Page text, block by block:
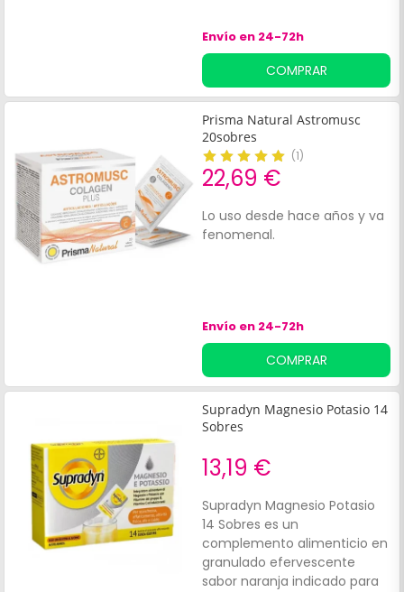
Envío en 24-72h
COMPRAR
Prisma Natural Astromusc
20sobres
(1)
22,69 €
Lo uso desde hace años y va
fenomenal.
Envío en 24-72h
COMPRAR
Supradyn Magnesio Potasio 14
Sobres
13,19 €
Supradyn Magnesio Potasio
14 Sobres es un
complemento alimenticio en
granulado efervescente
sabor naranja indicado para